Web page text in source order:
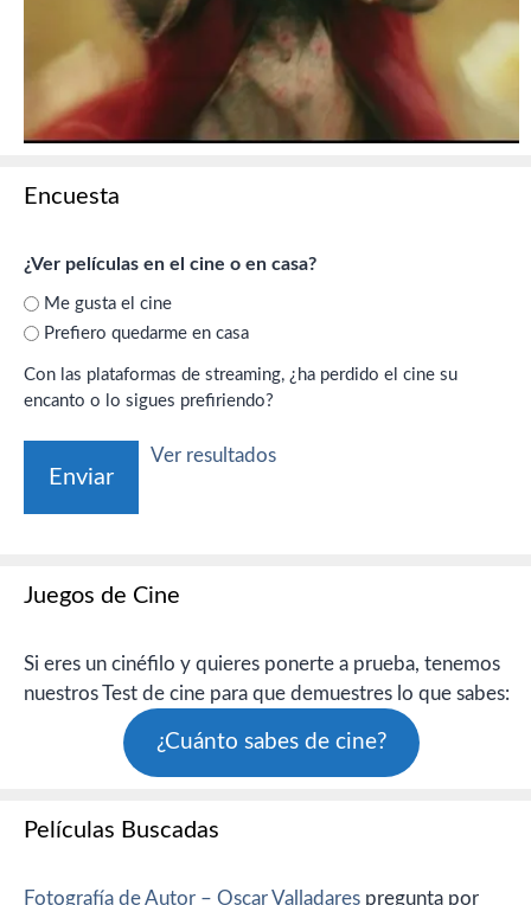
Encuesta
¿Ver películas en el cine o en casa?
Me gusta el cine
Prefiero quedarme en casa
Con las plataformas de streaming, ¿ha perdido el cine su
encanto o lo sigues prefiriendo?
Ver resultados
Juegos de Cine
Si eres un cinéfilo y quieres ponerte a prueba, tenemos
nuestros Test de cine para que demuestres lo que sabes:
¿Cuánto sabes de cine?
Películas Buscadas
Fotografía de Autor – Oscar Valladares pregunta por